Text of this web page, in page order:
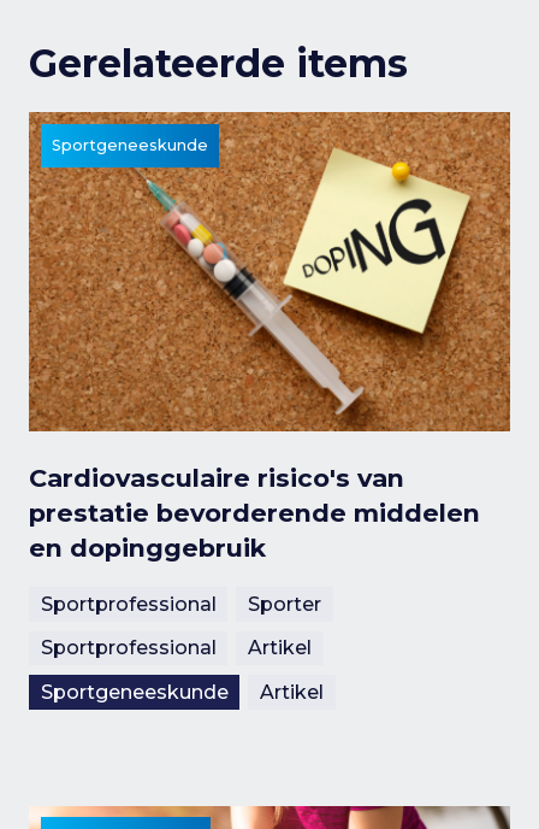
Gerelateerde items
Sportgeneeskunde
Cardiovasculaire risico's van
prestatie bevorderende middelen
en dopinggebruik
Sportprofessional
Sporter
Sportprofessional
Artikel
Sportgeneeskunde
Artikel